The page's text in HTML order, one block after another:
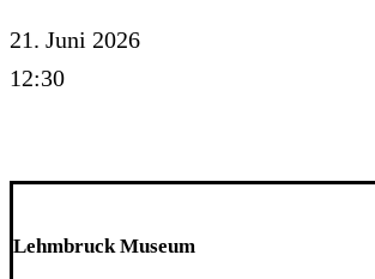
21. Juni 2026
12:30
Lehmbruck Museum